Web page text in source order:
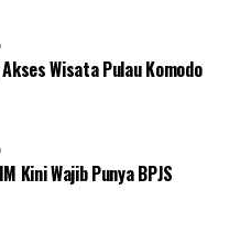
Wisata Pulau Komodo
Kini Wajib Punya BPJS